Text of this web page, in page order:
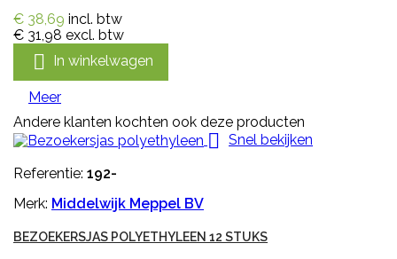
€ 38,69 incl. btw
€ 31,98 excl. btw
 In winkelwagen
Meer
Andere klanten kochten ook deze producten
 Snel bekijken
Referentie: 192-
Merk: Middelwijk Meppel BV
BEZOEKERSJAS POLYETHYLEEN 12 STUKS